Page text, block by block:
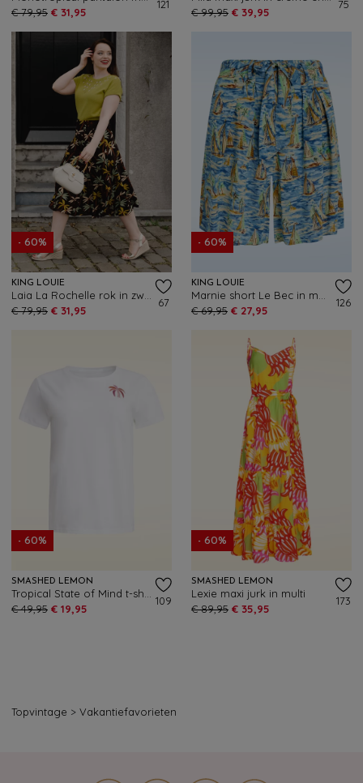
€ 79,95 € 31,95
121
€ 99,95 € 39,95
75
- 60%
KING LOUIE
€ 79,95 € 31,95
67
- 60%
KING LOUIE
€ 69,95 € 27,95
126
- 60%
SMASHED LEMON
€ 49,95 € 19,95
109
- 60%
SMASHED LEMON
Lexie maxi jurk in multi
€ 89,95 € 35,95
173
Topvintage > Vakantiefavorieten